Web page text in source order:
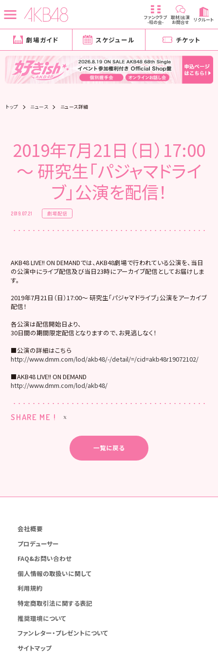
ファンクラブ
-柱の会-
取材/出演
お問合せ リクルート
劇場ガイド スケジュール チケット
トップ ニュース ニュース詳細
2019年7月21日（日）17:00
～ 研究生「パジャマドライ
ブ」公演を配信！
2019.07.21 劇場配信
AKB48 LIVE!! ON DEMANDでは、AKB48劇場で行われている公演を、当日
の公演中にライブ配信及び当日23時にアーカイブ配信としてお届けしま
す。
2019年7月21日（日）17:00～ 研究生「パジャマドライブ」公演をアーカイブ
配信！
各公演は配信開始日より、
30日間の期間限定配信となりますので、お見逃しなく！
■公演の詳細はこちら
http://www.dmm.com/lod/akb48/-/detail/=/cid=akb48r19072102/
■AKB48 LIVE!! ON DEMAND
http://www.dmm.com/lod/akb48/
SHARE ME !
一覧に戻る
会社概要
プロデューサー
FAQ&お問い合わせ
個人情報の取扱いに関して
利用規約
特定商取引法に関する表記
推奨環境について
ファンレター・プレゼントについて
サイトマップ